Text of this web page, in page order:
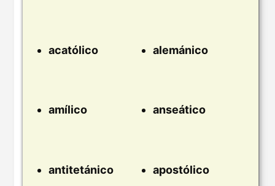
acatólico alemánico
amílico anseático
antitetánico apostólico